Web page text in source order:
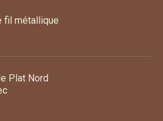
fil métallique
Plat Nord